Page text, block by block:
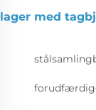
lager med